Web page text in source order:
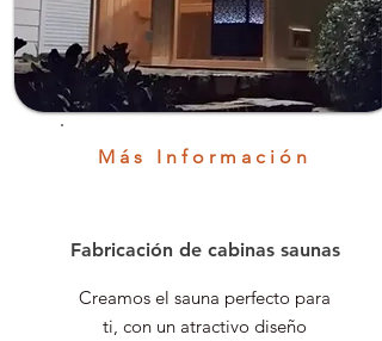
Más Información
Fabricación de cabinas saunas
Creamos el sauna perfecto para
ti, con un atractivo diseño